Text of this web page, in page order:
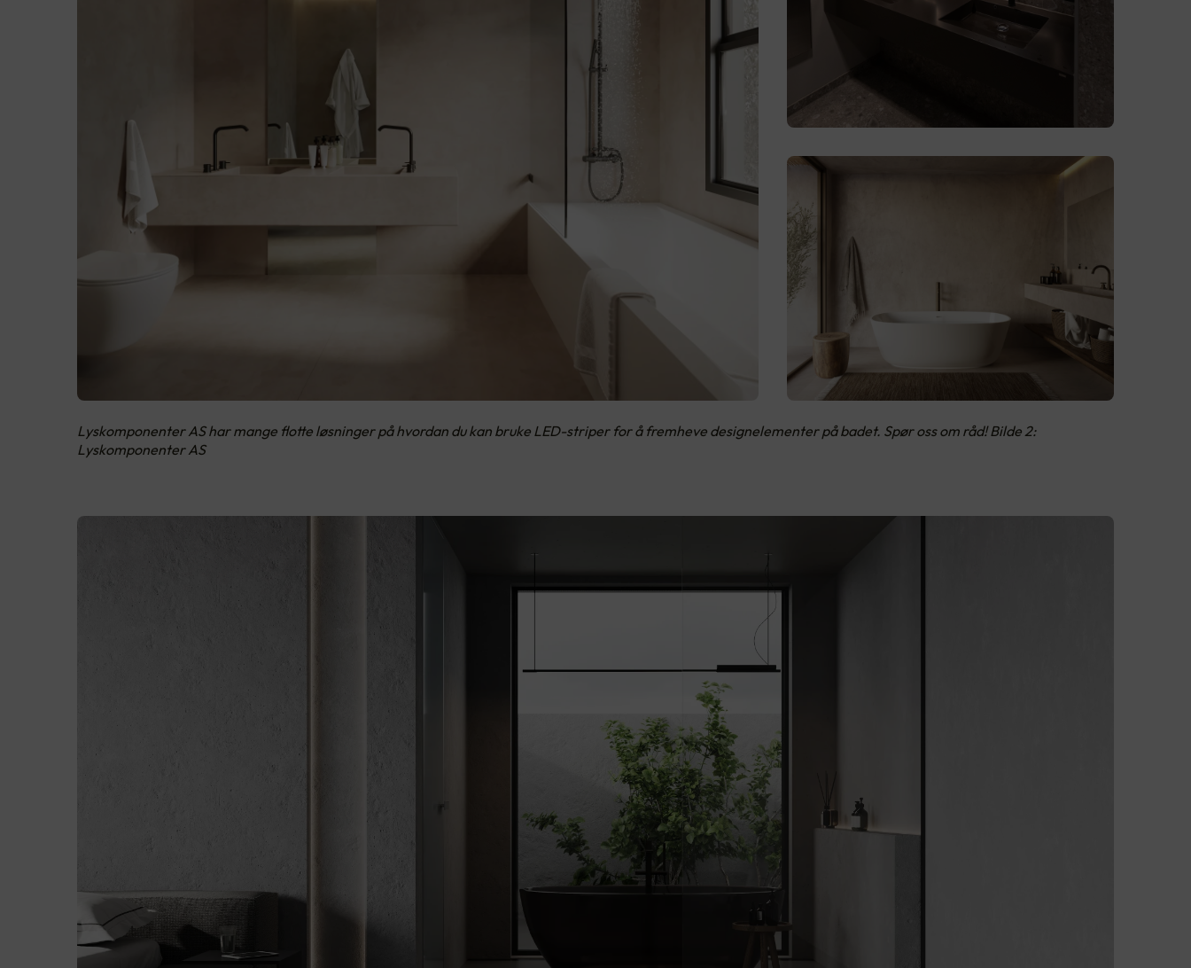
Lyskomponenter AS har mange flotte løsninger på hvordan du kan bruke LED-striper for å fremheve designelementer på badet. Spør oss om råd! Bilde 2:
Lyskomponenter AS